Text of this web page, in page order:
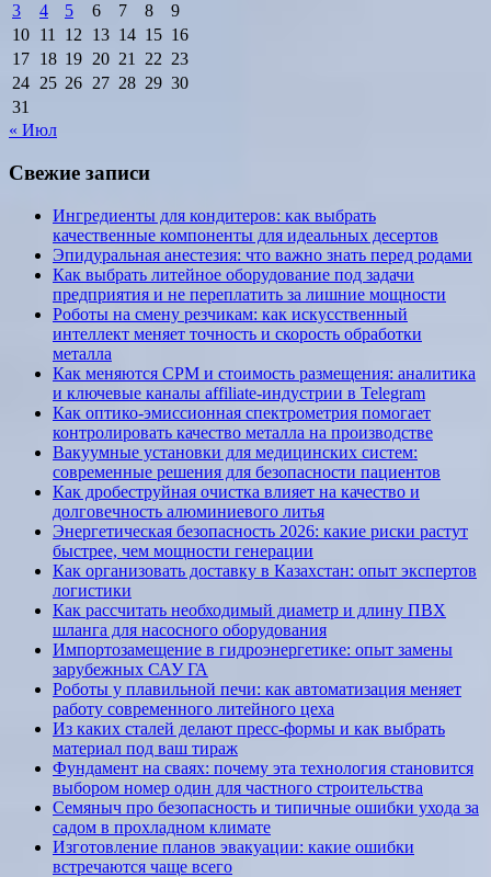
3
4 5 6 7 8
9
10 11 12 13 14 15 16
17 18 19 20 21 22 23
24 25 26 27 28 29 30
31
« Июл
Свежие записи
Ингредиенты для кондитеров: как выбрать
качественные компоненты для идеальных десертов
Эпидуральная анестезия: что важно знать перед родами
Как выбрать литейное оборудование под задачи
предприятия и не переплатить за лишние мощности
Роботы на смену резчикам: как искусственный
интеллект меняет точность и скорость обработки
металла
Как меняются CPM и стоимость размещения: аналитика
и ключевые каналы affiliate-индустрии в Telegram
Как оптико-эмиссионная спектрометрия помогает
контролировать качество металла на производстве
Вакуумные установки для медицинских систем:
современные решения для безопасности пациентов
Как дробеструйная очистка влияет на качество и
долговечность алюминиевого литья
Энергетическая безопасность 2026: какие риски растут
быстрее, чем мощности генерации
Как организовать доставку в Казахстан: опыт экспертов
логистики
Как рассчитать необходимый диаметр и длину ПВХ
шланга для насосного оборудования
Импортозамещение в гидроэнергетике: опыт замены
зарубежных САУ ГА
Роботы у плавильной печи: как автоматизация меняет
работу современного литейного цеха
Из каких сталей делают пресс-формы и как выбрать
материал под ваш тираж
Фундамент на сваях: почему эта технология становится
выбором номер один для частного строительства
Семяныч про безопасность и типичные ошибки ухода за
садом в прохладном климате
Изготовление планов эвакуации: какие ошибки
встречаются чаще всего